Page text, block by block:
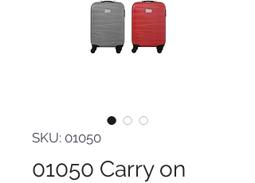
SKU: 01050
01050 Carry on